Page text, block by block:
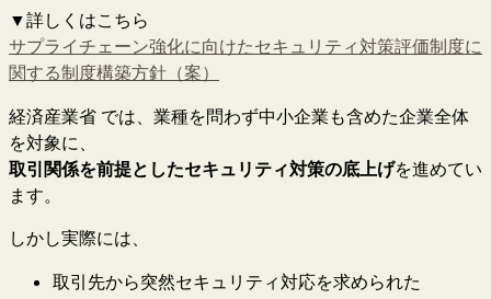
▼詳しくはこちら
サプライチェーン強化に向けたセキュリティ対策評価制度に
関する制度構築方針（案）
経済産業省 では、業種を問わず中小企業も含めた企業全体
を対象に、
取引関係を前提としたセキュリティ対策の底上げを進めてい
ます。
しかし実際には、
取引先から突然セキュリティ対応を求められた